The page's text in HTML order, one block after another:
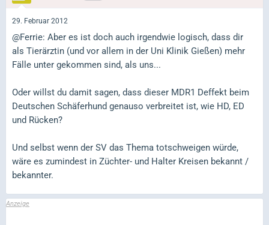
29. Februar 2012
@Ferrie: Aber es ist doch auch irgendwie logisch, dass dir
als Tierärztin (und vor allem in der Uni Klinik Gießen) mehr
Fälle unter gekommen sind, als uns...
Oder willst du damit sagen, dass dieser MDR1 Deffekt beim
Deutschen Schäferhund genauso verbreitet ist, wie HD, ED
und Rücken?
Und selbst wenn der SV das Thema totschweigen würde,
wäre es zumindest in Züchter- und Halter Kreisen bekannt /
bekannter.